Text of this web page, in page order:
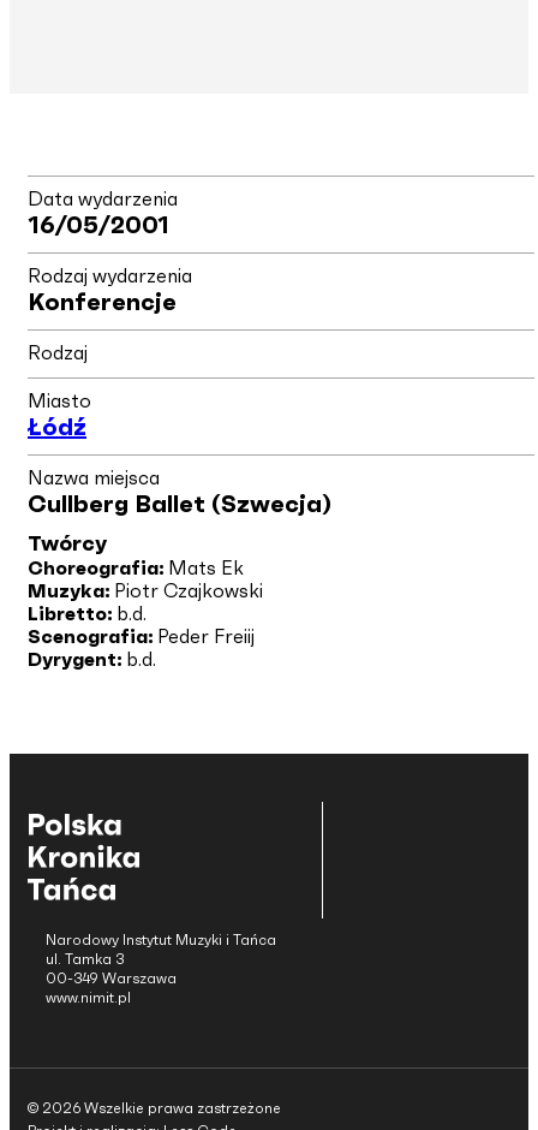
Data wydarzenia
16/05/2001
Rodzaj wydarzenia
Konferencje
Rodzaj
Miasto
Łódź
Nazwa miejsca
Cullberg Ballet (Szwecja)
Twórcy
Choreografia: Mats Ek
Muzyka: Piotr Czajkowski
Libretto: b.d.
Scenografia: Peder Freiij
Dyrygent: b.d.
Narodowy Instytut Muzyki i Tańca
ul. Tamka 3
00-349 Warszawa
www.nimit.pl
© 2026 Wszelkie prawa zastrzeżone